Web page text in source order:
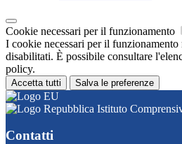
Cookie necessari per il funzionamento
I cookie necessari per il funzionamento
disabilitati. È possibile consultare
policy.
Accetta tutti Salva le preferenze
Istituto
Contatti